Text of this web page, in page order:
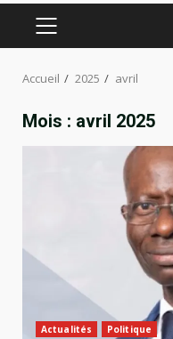
MENU
PRINCIPAL
Accueil 2025 avril
Mois : avril 2025
Actualités Politique